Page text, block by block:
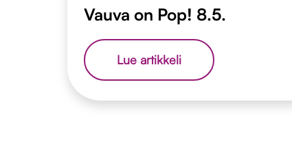
Vauva on Pop! 8.5.
Lue artikkeliVauva
Pop!
8.5.